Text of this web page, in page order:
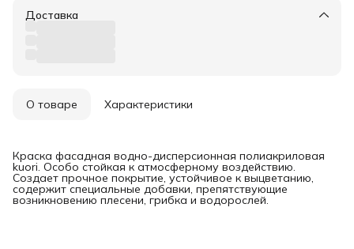
Доставка
О товаре Характеристики
Краска фасадная водно-дисперсионная полиакриловая
kuori. Особо стойкая к атмосферному воздействию.
Создает прочное покрытие, устойчивое к выцветанию,
содержит специальные добавки, препятствующие
возникновению плесени, грибка и водорослей.